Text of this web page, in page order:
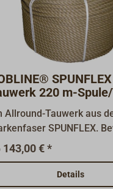
SPUNFLEX
220 m-
Allround-Tauwerk aus
SPUNFLEX.
Traditionsschiffe und
Das von der
dänischen
143,00 € *
Details